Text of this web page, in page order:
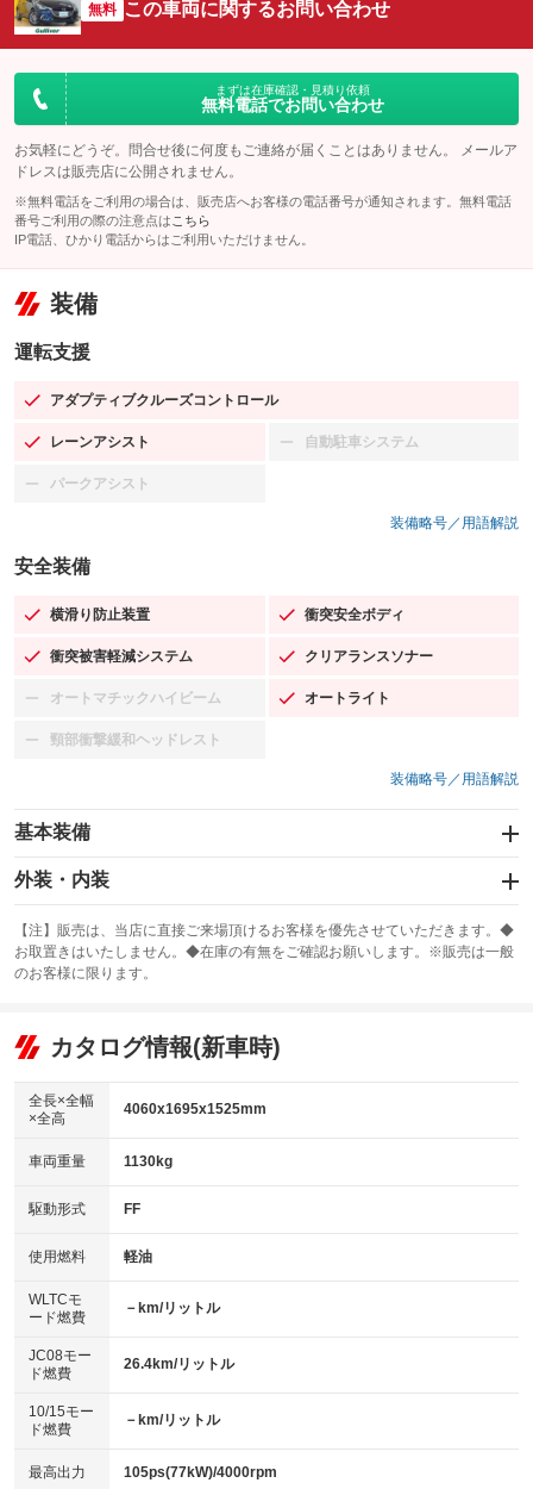
無料 この車両に関するお問い合わせ
まずは在庫確認・見積り依頼
無料電話でお問い合わせ
お気軽にどうぞ。問合せ後に何度もご連絡が届くことはありません。 メールア
ドレスは販売店に公開されません。
※無料電話をご利用の場合は、販売店へお客様の電話番号が通知されます。無料電話
番号ご利用の際の注意点は こちら
IP電話、ひかり電話からはご利用いただけません。
装備
運転支援
アダプティブクルーズコントロール
：装備あり
レーンアシスト
：装備あり 自動駐車システム
：装備なし
パークアシスト
：装備なし
装備略号／用語解説
安全装備
横滑り防止装置
：装備あり 衝突安全ボディ
：装備あり
衝突被害軽減システム
：装備あり クリアランスソナー
：装備あり
オートマチックハイビーム
：装備なし オートライト
：装備あり
頸部衝撃緩和ヘッドレスト
：装備なし
装備略号／用語解説
基本装備
エアバッグ：運転席/助手席/サイド
：装備あり
：装備なし
サンルーフ
：装備なし ABS
リフトアップ
：装備なし
：装備なし
パワーウィンドウ
アイドリングストップ
：装備あり
USB入力端子
：装備あり
100V電源
：装備なし
センターデフロック
：装備なし
電動格納ミラー
：装備あり
外装・内装
カーナビ：SDナビ
：装備あり
TV：フルセグ
：装備あり
ビジュアル：-／DVD再生
：装備あり
アルミホイール：16インチ
：装備あり
HID(キセノンライト)
バックカメラ
エアロ
：装備なし
ローダウン
：装備なし
ベンチシート
：装備なし
チップアップシート
：装備なし
【注】販売は、当店に直接ご来場頂けるお客様を優先させていただきます。◆
お取置きはいたしません。◆在庫の有無をご確認お願いします。※販売は一般
のお客様に限ります。
カタログ情報(新車時)
全長×全幅
×全高
4060x1695x1525mm
車両重量 1130kg
駆動形式 FF
使用燃料 軽油
WLTCモ
ード燃費
－km/リットル
JC08モー
ド燃費
26.4km/リットル
10/15モー
ド燃費
－km/リットル
最高出力 105ps(77kW)/4000rpm